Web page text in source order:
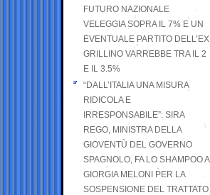
FUTURO NAZIONALE
VELEGGIA SOPRA IL 7% E UN
EVENTUALE PARTITO DELL’EX
GRILLINO VARREBBE TRA IL 2
E IL 3.5%
“DALL’ITALIA UNA MISURA
RIDICOLA E
IRRESPONSABILE”: SIRA
REGO, MINISTRA DELLA
GIOVENTÙ DEL GOVERNO
SPAGNOLO, FA LO SHAMPOO A
GIORGIA MELONI PER LA
SOSPENSIONE DEL TRATTATO